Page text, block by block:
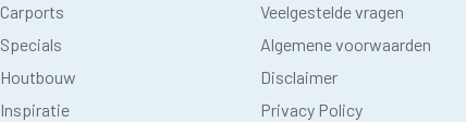
Carports
Specials
Houtbouw
Inspiratie
Veelgestelde vragen
Algemene voorwaarden
Disclaimer
Privacy Policy